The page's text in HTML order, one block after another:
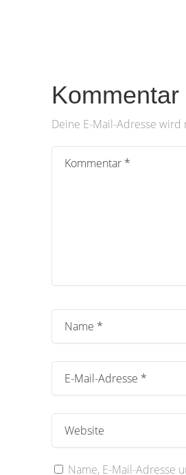
Deine E-Mail-Adresse
Name, E-Mail-Adresse